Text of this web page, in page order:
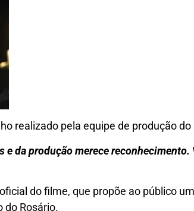
realizado pela equipe de produção do
e da produção merece
do filme, que propõe ao público
do Rosário.